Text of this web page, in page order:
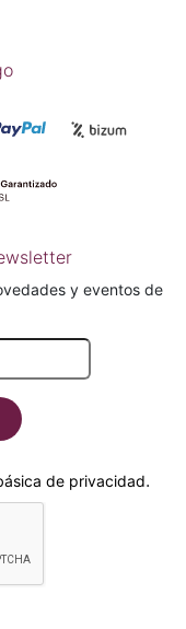
y eventos de
de privacidad.